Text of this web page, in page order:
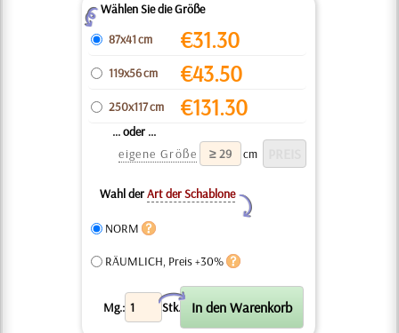
ZWählen Sie die Größe
87x41 cm
€31.30
119x56 cm €43.50
250x117 cm €131.30
... oder ...
eigene Größe
cm
Wahl derArt der Schablone
Y
NORM
RÄUMLICH, Preis +30%
Mg.: Stk.
X